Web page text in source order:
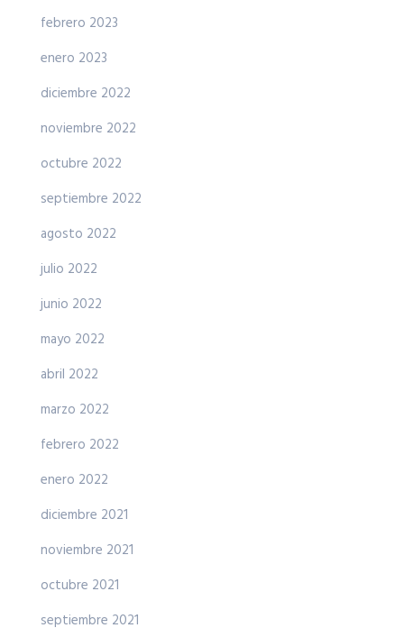
febrero 2023
enero 2023
diciembre 2022
noviembre 2022
octubre 2022
septiembre 2022
agosto 2022
julio 2022
junio 2022
mayo 2022
abril 2022
marzo 2022
febrero 2022
enero 2022
diciembre 2021
noviembre 2021
octubre 2021
septiembre 2021